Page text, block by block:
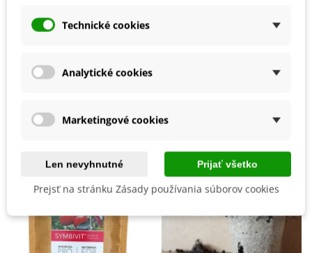
Detaily produktu
BIO Kvalita Nie
Mohli byste ešte potrebovať
Technické cookies
Analytické cookies
Marketingové cookies
Len nevyhnutné Prijať všetko
Prejsť na stránku Zásady používania súborov cookies